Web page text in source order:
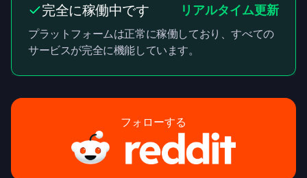
完全に稼働中です リアルタイム更新
プラットフォームは正常に稼働しており、すべての
サービスが完全に機能しています。
フォローする